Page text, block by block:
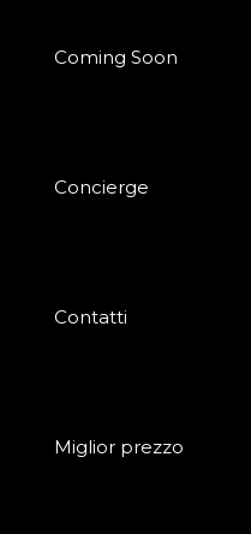
Coming Soon
Concierge
Contatti
Miglior prezzo